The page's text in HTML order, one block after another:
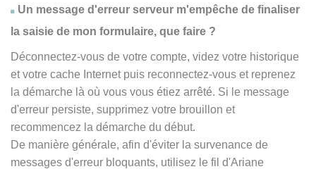
Un message d'erreur serveur m'empêche de finaliser
la saisie de mon formulaire, que faire ?
Déconnectez-vous de votre compte, videz votre historique
et votre cache Internet puis reconnectez-vous et reprenez
la démarche là où vous vous étiez arrêté. Si le message
d'erreur persiste, supprimez votre brouillon et
recommencez la démarche du début.
De manière générale, afin d'éviter la survenance de
messages d'erreur bloquants, utilisez le fil d'Ariane